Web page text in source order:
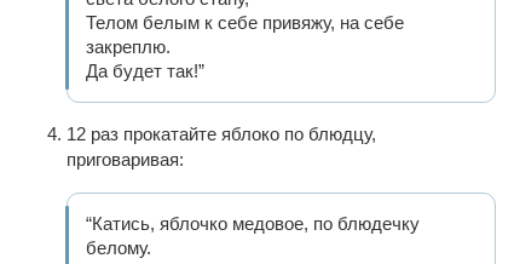
Телом белым к себе привяжу, на себе
закреплю.
Да будет так!”
12 раз прокатайте яблоко по блюдцу,
приговаривая:
“Катись, яблочко медовое, по блюдечку
белому.